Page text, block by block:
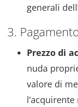
generali
3.
Prezzo di
nuda
valore di